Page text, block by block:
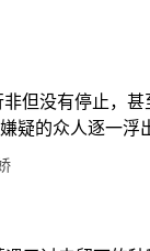
但没有停止，
疑的众人逐一浮